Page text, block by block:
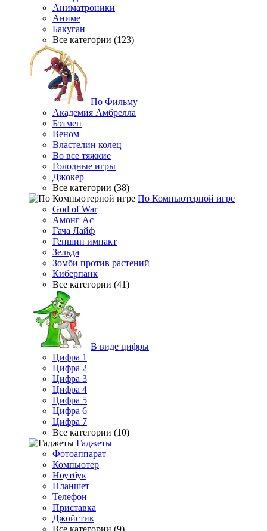
Аниматроники
Аниме
Бакуган
Все категории (123)
По Фильму
Академия Амбрелла
Бэтмен
Веном
Властелин колец
Во все тяжкие
Голодные игры
Джокер
Все категории (38)
По Компьютерной игре
God of War
Амонг Ас
Гача Лайф
Геншин импакт
Зельда
Зомби против растений
Киберпанк
Все категории (41)
В виде цифры
Цифра 1
Цифра 2
Цифра 3
Цифра 4
Цифра 5
Цифра 6
Цифра 7
Все категории (10)
Гаджеты
Фотоаппарат
Компьютер
Ноутбук
Планшет
Телефон
Приставка
Джойстик
Все категории (9)